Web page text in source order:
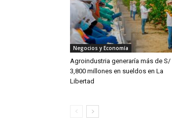
Negocios y Economía
Agroindustria generaría más de S/
3,800 millones en sueldos en La
Libertad